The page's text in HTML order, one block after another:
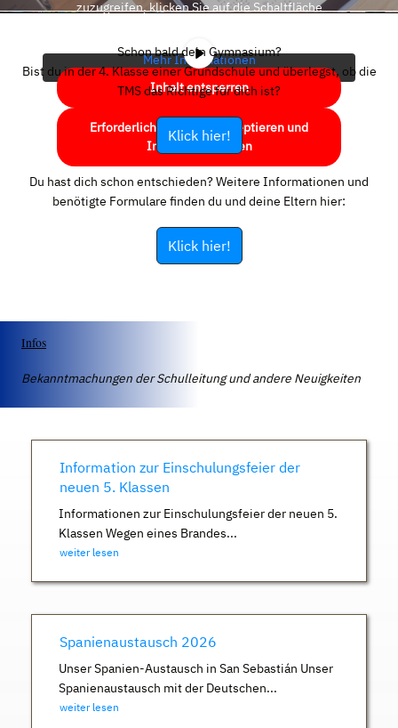
zuzugreifen, klicken Sie auf die Schaltfläche
Mehr Informationen
Inhalt entsperren
Erforderlichen Service akzeptieren und
Inhalte entsperren
Schon bald dein Gymnasium?
Bist du in der 4. Klasse einer Grundschule und überlegst, ob die
TMS das Richtige für dich ist?
Klick hier!
Du hast dich schon entschieden? Weitere Informationen und
benötigte Formulare finden du und deine Eltern hier:
Klick hier!
Infos
Bekanntmachungen der Schulleitung und andere Neuigkeiten
Information zur Einschulungsfeier der
neuen 5. Klassen
Informationen zur Einschulungsfeier der neuen 5.
Klassen Wegen eines Brandes...
weiter lesen
Spanienaustausch 2026
Unser Spanien-Austausch in San Sebastián Unser
Spanienaustausch mit der Deutschen...
weiter lesen